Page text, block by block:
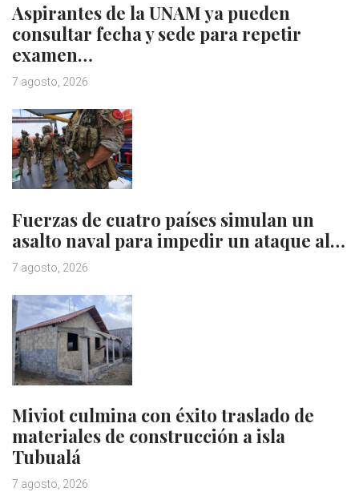
Aspirantes de la UNAM ya pueden
consultar fecha y sede para repetir
examen…
7 agosto, 2026
Fuerzas de cuatro países simulan un
asalto naval para impedir un ataque al…
7 agosto, 2026
Miviot culmina con éxito traslado de
materiales de construcción a isla
Tubualá
7 agosto, 2026